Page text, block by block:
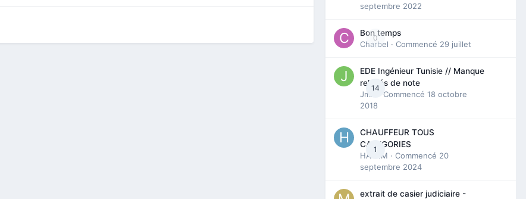
septembre 2022
0
Bon temps
Charbel · Commencé 29 juillet
14
EDE Ingénieur Tunisie // Manque
relevés de note
Jmili
· Commencé 18 octobre
2018
1
CHAUFFEUR TOUS
CATEGORIES
HAZEM · Commencé 20
septembre 2024
extrait de casier judiciaire -